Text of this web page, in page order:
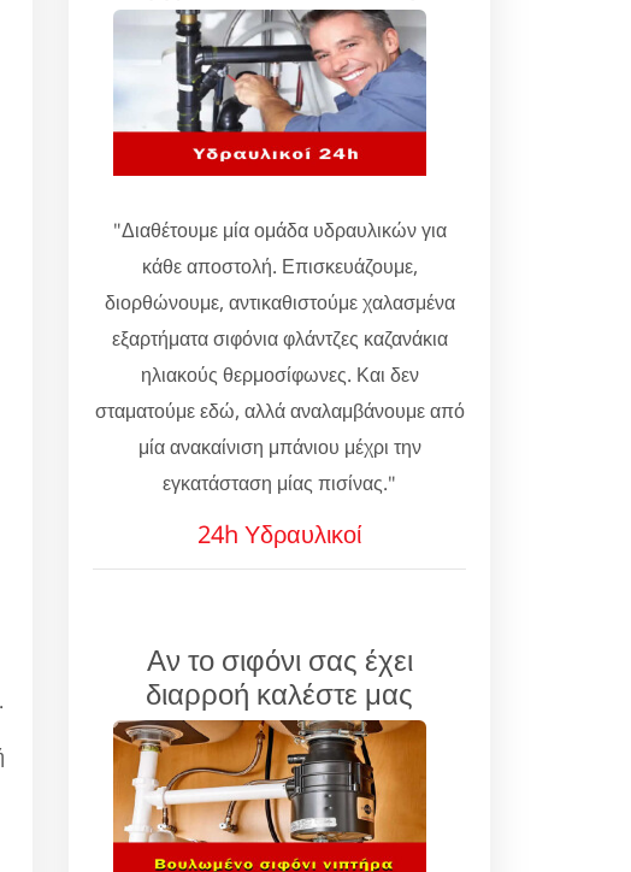
"Διαθέτουμε μία ομάδα υδραυλικών για
κάθε αποστολή. Επισκευάζουμε,
διορθώνουμε, αντικαθιστούμε χαλασμένα
εξαρτήματα σιφόνια φλάντζες καζανάκια
ηλιακούς θερμοσίφωνες. Και δεν
σταματούμε εδώ, αλλά αναλαμβάνουμε από
μία ανακαίνιση μπάνιου μέχρι την
εγκατάσταση μίας πισίνας."
24h Υδραυλικοί
Αν το σιφόνι σας έχει
διαρροή καλέστε μας